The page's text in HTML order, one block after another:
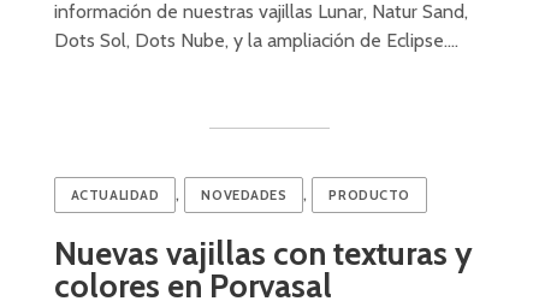
información de nuestras vajillas Lunar, Natur Sand,
Dots Sol, Dots Nube, y la ampliación de Eclipse.…
ACTUALIDAD , NOVEDADES , PRODUCTO
Nuevas vajillas con texturas y
colores en Porvasal